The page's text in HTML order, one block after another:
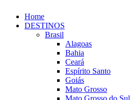
Home
DESTINOS
Brasil
Alagoas
Bahia
Ceará
Espírito Santo
Goiás
Mato Grosso